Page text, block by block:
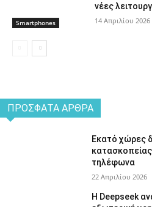
Smartphones
νέες
14 Απριλίου 2026
ΠΡΌΣΦΑΤΑ ΆΡΘΡΑ
Εκατό χώρες
κατασκοπείας
τηλέφωνα
22 Απριλίου 2026
Η Deepseek